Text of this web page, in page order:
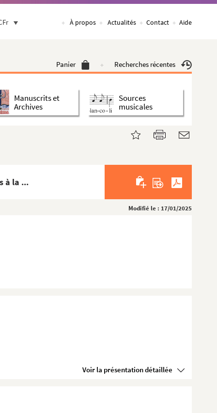
À propos Actualités Contact Aide
Panier Recherches récentes
Manuscrits et
Archives
Sources
musicales
à la ...
Modifié le : 17/01/2025
Voir la présentation détaillée